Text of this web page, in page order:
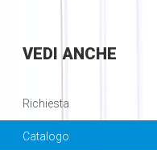
VEDI ANCHE
Richiesta
Catalogo